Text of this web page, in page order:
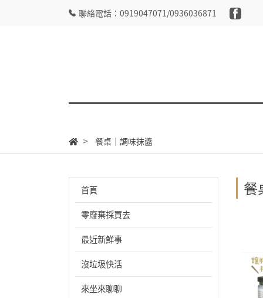
聯絡電話：0919047071/0936036871
餐桌｜調味抹醬
首頁
零廢棄採買去
最近新鮮事
沒垃圾快活
來坐來聊聊
餐